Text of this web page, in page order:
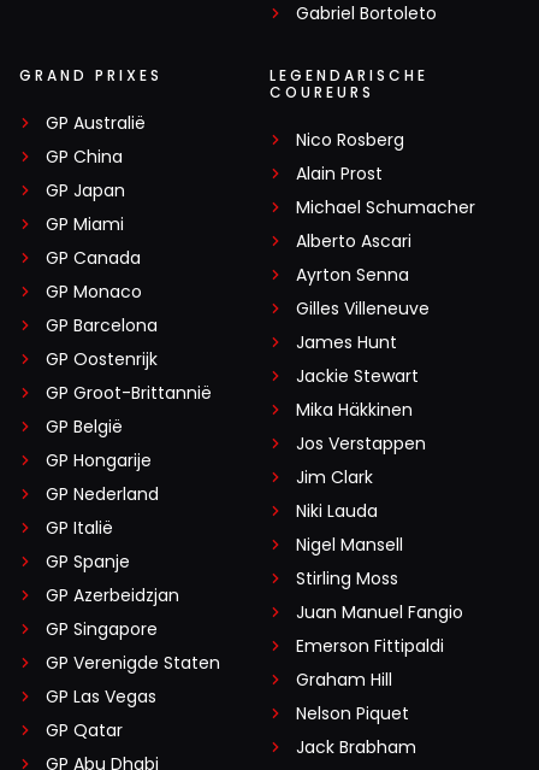
Gabriel Bortoleto
GRAND PRIXES
GP Australië
GP China
GP Japan
GP Miami
GP Canada
GP Monaco
GP Barcelona
GP Oostenrijk
GP Groot-Brittannië
GP België
GP Hongarije
GP Nederland
GP Italië
GP Spanje
GP Azerbeidzjan
GP Singapore
GP Verenigde Staten
GP Las Vegas
GP Qatar
GP Abu Dhabi
LEGENDARISCHE
COUREURS
Nico Rosberg
Alain Prost
Michael Schumacher
Alberto Ascari
Ayrton Senna
Gilles Villeneuve
James Hunt
Jackie Stewart
Mika Häkkinen
Jos Verstappen
Jim Clark
Niki Lauda
Nigel Mansell
Stirling Moss
Juan Manuel Fangio
Emerson Fittipaldi
Graham Hill
Nelson Piquet
Jack Brabham